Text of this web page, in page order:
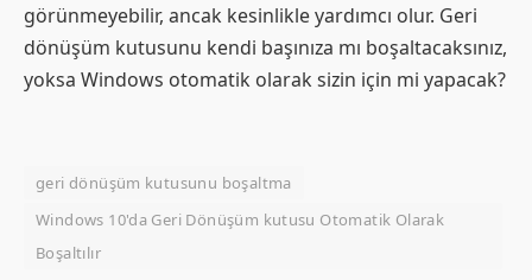
görünmeyebilir, ancak kesinlikle yardımcı olur. Geri
dönüşüm kutusunu kendi başınıza mı boşaltacaksınız,
yoksa Windows otomatik olarak sizin için mi yapacak?
geri dönüşüm kutusunu boşaltma
Windows 10'da Geri Dönüşüm kutusu Otomatik Olarak
Boşaltılır